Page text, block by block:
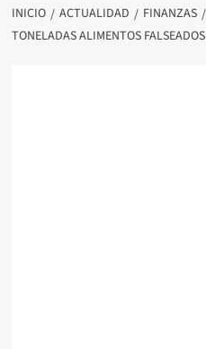
INICIO ACTUALIDAD FINANZAS
TONELADAS ALIMENTOS FALSEADOS